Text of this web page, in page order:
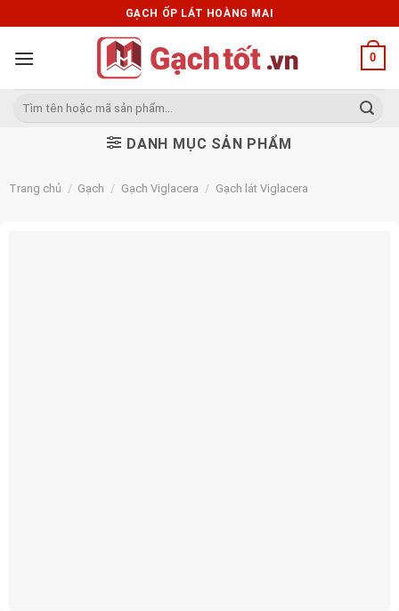
to
content
GẠCH ỐP LÁT HOÀNG MAI
0
Tìm
DANH MỤC SẢN PHẨM
Trang chủ / Gạch / Gạch Viglacera / Gạch lát Viglacera